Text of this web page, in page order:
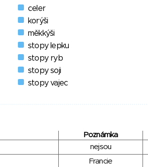
celer
korýši
měkkýši
stopy lepku
stopy ryb
stopy soji
stopy vajec
Poznámka
nejsou
Francie